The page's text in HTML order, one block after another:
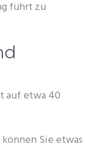
führt zu
auf etwa 40
Sie etwas